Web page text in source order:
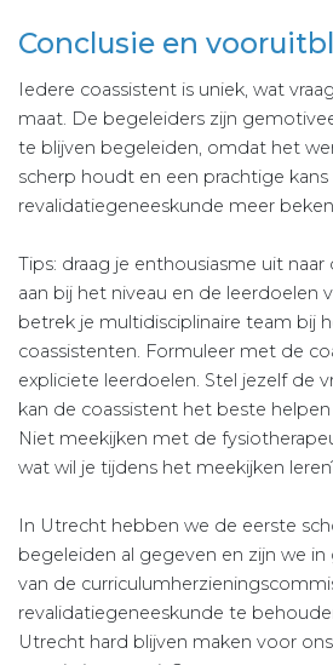
Conclusie en
Iedere coassistent is uniek, wat
maat. De begeleiders zijn
te blijven begeleiden, omdat het
scherp houdt en een prachtige
revalidatiegeneeskunde meer
Tips: draag je enthousiasme uit naar
aan bij het niveau en de leerdoelen
betrek je multidisciplinaire team bij
coassistenten. Formuleer met de
expliciete leerdoelen. Stel jezelf de
kan de coassistent het beste
Niet meekijken met de
wat wil je tijdens het meekijken
In Utrecht hebben we de eerste
begeleiden al gegeven en zijn we
van de
revalidatiegeneeskunde te
Utrecht hard blijven maken voor